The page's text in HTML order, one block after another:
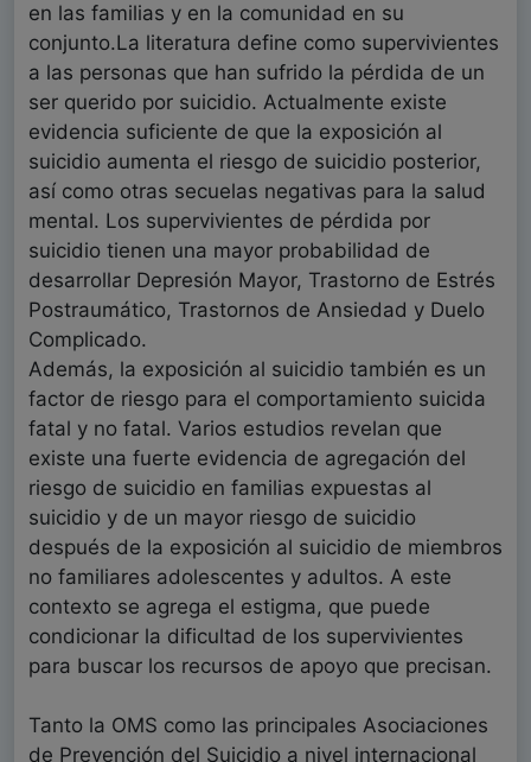
en las familias y en la comunidad en su
conjunto.La literatura define como supervivientes
a las personas que han sufrido la pérdida de un
ser querido por suicidio. Actualmente existe
evidencia suficiente de que la exposición al
suicidio aumenta el riesgo de suicidio posterior,
así como otras secuelas negativas para la salud
mental. Los supervivientes de pérdida por
suicidio tienen una mayor probabilidad de
desarrollar Depresión Mayor, Trastorno de Estrés
Postraumático, Trastornos de Ansiedad y Duelo
Complicado.
Además, la exposición al suicidio también es un
factor de riesgo para el comportamiento suicida
fatal y no fatal. Varios estudios revelan que
existe una fuerte evidencia de agregación del
riesgo de suicidio en familias expuestas al
suicidio y de un mayor riesgo de suicidio
después de la exposición al suicidio de miembros
no familiares adolescentes y adultos. A este
contexto se agrega el estigma, que puede
condicionar la dificultad de los supervivientes
para buscar los recursos de apoyo que precisan.
Tanto la OMS como las principales Asociaciones
de Prevención del Suicidio a nivel internacional